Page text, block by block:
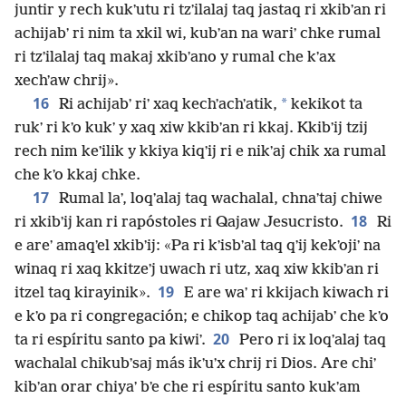
juntir y rech kukʼutu ri tzʼilalaj taq jastaq ri xkibʼan ri
achijabʼ ri nim ta xkil wi, kubʼan na wariʼ chke rumal
ri tzʼilalaj taq makaj xkibʼano y rumal che kʼax
xechʼaw chrij».
16 Ri achijabʼ riʼ xaq kechʼachʼatik, * kekikot ta
rukʼ ri kʼo kukʼ y xaq xiw kkibʼan ri kkaj. Kkibʼij tzij
rech nim keʼilik y kkiya kiqʼij ri e nikʼaj chik xa rumal
che kʼo kkaj chke.
17 Rumal laʼ, loqʼalaj taq wachalal, chnaʼtaj chiwe
ri xkibʼij kan ri rapóstoles ri Qajaw Jesucristo. 18 Ri
e areʼ amaqʼel xkibʼij: «Pa ri kʼisbʼal taq qʼij kekʼojiʼ na
winaq ri xaq kkitzeʼj uwach ri utz, xaq xiw kkibʼan ri
itzel taq kirayinik». 19 E are waʼ ri kkijach kiwach ri
e kʼo pa ri congregación; e chikop taq achijabʼ che kʼo
ta ri espíritu santo pa kiwiʼ. 20 Pero ri ix loqʼalaj taq
wachalal chikubʼsaj más ikʼuʼx chrij ri Dios. Are chiʼ
kibʼan orar chiyaʼ bʼe che ri espíritu santo kukʼam